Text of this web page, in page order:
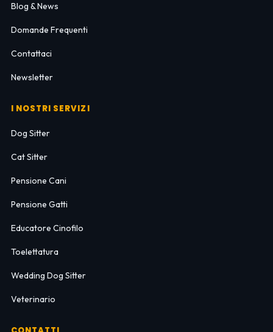
Blog & News
Domande Frequenti
Contattaci
Newsletter
I NOSTRI SERVIZI
Dog Sitter
Cat Sitter
Pensione Cani
Pensione Gatti
Educatore Cinofilo
Toelettatura
Wedding Dog Sitter
Veterinario